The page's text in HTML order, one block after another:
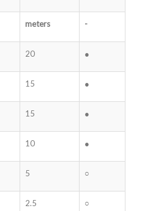
meters -
20 ●
15 ●
15 ●
10 ●
5 ○
2.5 ○